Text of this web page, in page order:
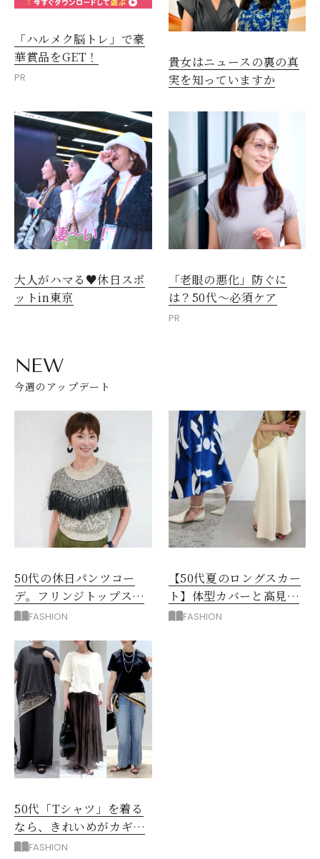
「ハルメク脳トレ」で豪
華賞品をGET！
PR
貴女はニュースの裏の真
実を知っていますか
大人がハマる♥休日スポ
ットin東京
「老眼の悪化」防ぐに
は？50代～必須ケア
PR
NEW
今週のアップデート
50代の休日パンツコー
デ。フリンジトップスを
主役に洗練アースカラー
FASHION
【50代夏のロングスカー
ト】体型カバーと高見え
を叶える4コーデ
FASHION
50代「Tシャツ」を着る
なら、きれいめがカギ！
部屋着に見えないコツ
FASHION